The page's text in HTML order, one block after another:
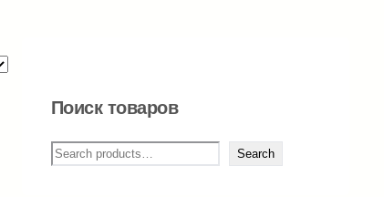
Поиск товаров
П
Search